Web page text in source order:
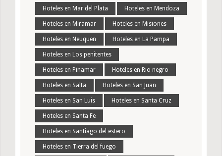
Hoteles en Mar del Plata Hoteles en Mendoza
Hoteles en Miramar Hoteles en Misiones
Hoteles en Neuquen Hoteles en La Pampa
Hoteles en Los penitentes
Hoteles en Pinamar Hoteles en Rio negro
Hoteles en Salta Hoteles en San Juan
Hoteles en San Luis Hoteles en Santa Cruz
Hoteles en Santa Fe
Hoteles en Santiago del estero
Hoteles en Tierra del fuego